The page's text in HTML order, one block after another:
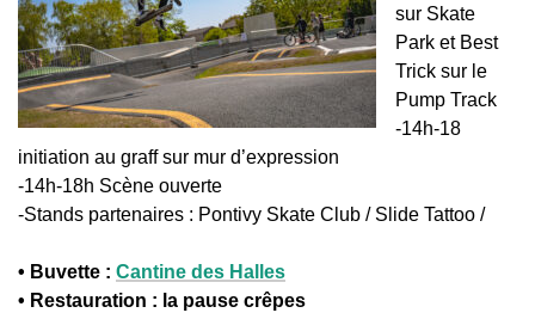
sur Skate
Park et Best
Trick sur le
Pump Track
-14h-18
initiation au graff sur mur d’expression
-14h-18h Scène ouverte
-Stands partenaires : Pontivy Skate Club / Slide Tattoo /
• Buvette : Cantine des Halles
• Restauration : la pause crêpes